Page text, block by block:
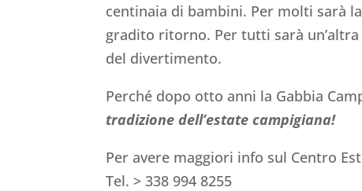
centinaia di bambini. Per molti sarà
gradito ritorno. Per tutti sarà un’altra
del divertimento.
Perché dopo otto anni la Gabbia
tradizione dell’estate campigiana!
Per avere maggiori info sul Centro
Tel. > 338 994 8255